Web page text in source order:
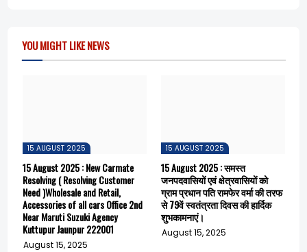
YOU MIGHT LIKE NEWS
15 AUGUST 2025
15 August 2025 : New Carmate
Resolving ( Resolving Customer
Need )Wholesale and Retail,
Accessories of all cars Office 2nd
Near Maruti Suzuki Agency
Kuttupur Jaunpur 222001
August 15, 2025
15 AUGUST 2025
15 August 2025 : समस्त
जनपदवासियों एवं क्षेत्रवासियों को
ग्राम प्रधान पति रामफेर वर्मा की तरफ
से 79वें स्वतंत्रता दिवस की हार्दिक
शुभकामनाएं।
August 15, 2025